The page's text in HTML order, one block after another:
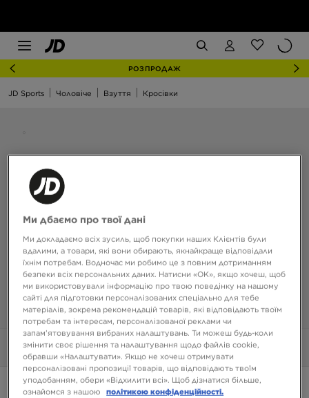
РОЗПРОДАЖ
JD Sports Чоловіче Взуття Кросівки
Фото 360°
ONLY AT JD
Ми дбаємо про твої дані
Ми докладаємо всіх зусиль, щоб покупки наших Клієнтів були
вдалими, а товари, які вони обирають, якнайкраще відповідали
їхнім потребам. Водночас ми робимо це з повним дотриманням
безпеки всіх персональних даних. Натисни «OK», якщо хочеш, щоб
ми використовували інформацію про твою поведінку на нашому
сайті для підготовки персоналізованих спеціально для тебе
матеріалів, зокрема рекомендацій товарів, які відповідають твоїм
потребам та інтересам, персоналізованої реклами чи
запам’ятовування вибраних налаштувань. Ти можеш будь-коли
змінити своє рішення та налаштування щодо файлів cookie,
обравши «Налаштувати». Якщо не хочеш отримувати
персоналізовані пропозиції товарів, що відповідають твоїм
уподобанням, обери «Відхилити всі». Щоб дізнатися більше,
ознайомся з нашою
політикою конфіденційності.